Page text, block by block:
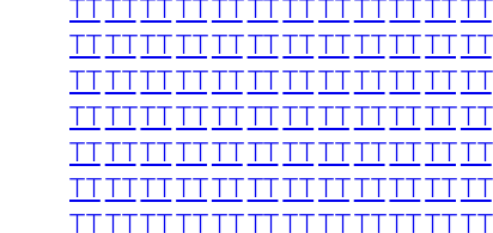
TTTTTTTTTTTTTTTTTTTTTTTT
TTTTTTTTTTTTTTTTTTTTTTTT
TTTTTTTTTTTTTTTTTTTTTTTT
TTTTTTTTTTTTTTTTTTTTTTTT
TTTTTTTTTTTTTTTTTTTTTTTT
TTTTTTTTTTTTTTTTTTTTTTTT
TTTTTTTTTTTTTTTTTTTTTTTT